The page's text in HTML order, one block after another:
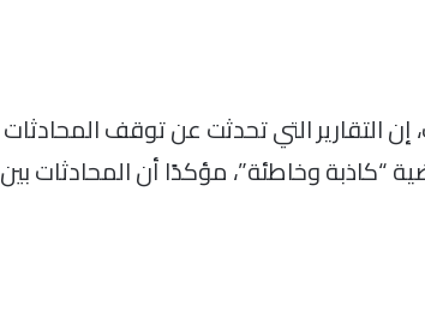
إن التقارير التي تحدثت عن توقف المحادثات
“كاذبة وخاطئة”، مؤكدًا أن المحادثات بين